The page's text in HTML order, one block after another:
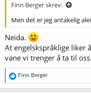
Finn Berger skrev:
Men det er jeg antakelig
Neida.
At engelskspråklige liker
vane vi trenger å ta til oss.
R
e
a
Finn Berger